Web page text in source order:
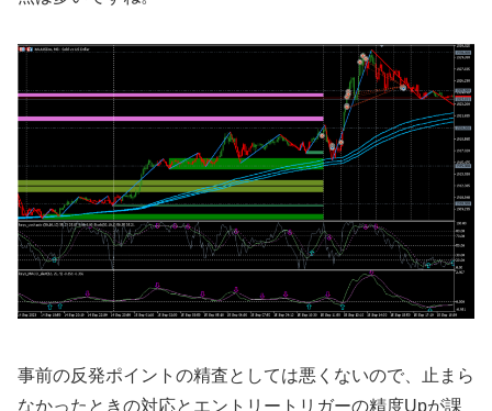
事前の反発ポイントの精査としては悪くないので、止まら
なかったときの対応とエントリートリガーの精度Upが課